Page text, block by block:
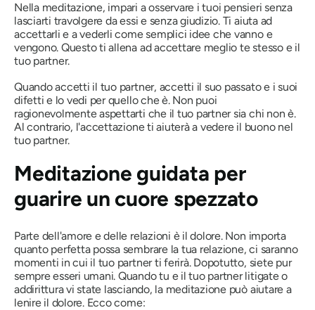
Nella meditazione, impari a osservare i tuoi pensieri senza
lasciarti travolgere da essi e senza giudizio. Ti aiuta ad
accettarli e a vederli come semplici idee che vanno e
vengono. Questo ti allena ad accettare meglio te stesso e il
tuo partner.
Quando accetti il ​​tuo partner, accetti il ​​suo passato e i suoi
difetti e lo vedi per quello che è. Non puoi
ragionevolmente aspettarti che il tuo partner sia chi non è.
Al contrario, l'accettazione ti aiuterà a vedere il buono nel
tuo partner.
Meditazione guidata per
guarire un cuore spezzato
Parte dell'amore e delle relazioni è il dolore. Non importa
quanto perfetta possa sembrare la tua relazione, ci saranno
momenti in cui il tuo partner ti ferirà. Dopotutto, siete pur
sempre esseri umani. Quando tu e il tuo partner litigate o
addirittura vi state lasciando, la meditazione può aiutare a
lenire il dolore. Ecco come: